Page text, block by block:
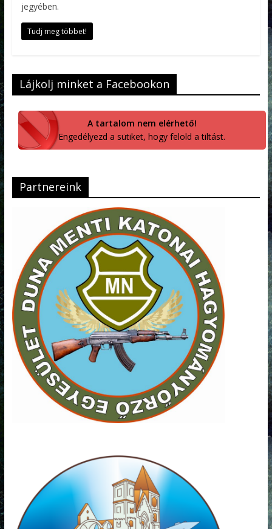
jegyében.
Tudj meg többet!
Lájkolj minket a Facebookon
A tartalom nem elérhető!
Engedélyezd a sütiket, hogy felold a tiltást.
Partnereink